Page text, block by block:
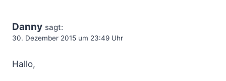
Danny sagt:
30. Dezember 2015 um 23:49 Uhr
Hallo,